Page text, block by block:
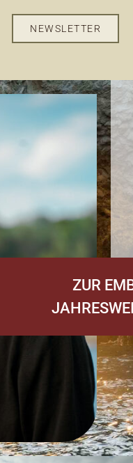
NEWSLETTER
ZUR